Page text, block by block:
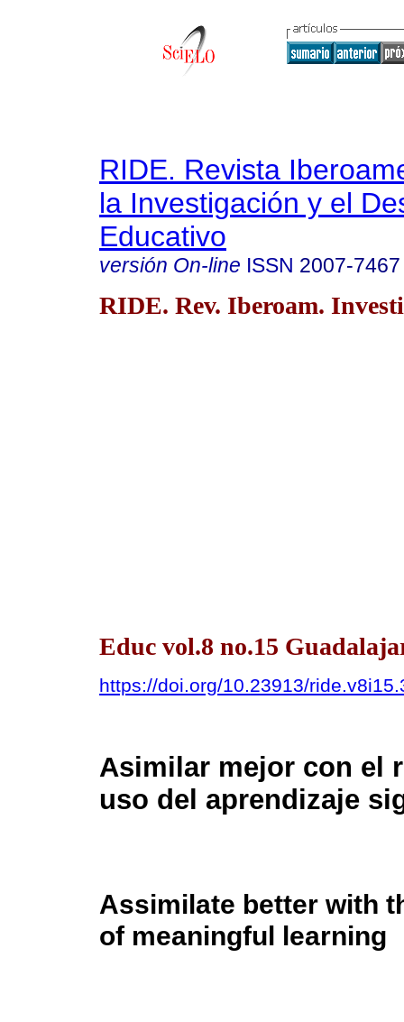
RIDE. Revista
la Investigación y el
Educativo
versión On-line ISSN 2007-7467
RIDE. Rev. Iberoam.
Educ vol.8 no.15
https://doi.org/10.23913/
Asimilar mejor con el
uso del aprendizaje
Assimilate better with
of meaningful learning